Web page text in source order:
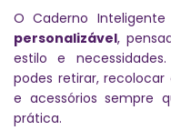
O Caderno
personalizável,
estilo e
podes retirar, recolocar
e acessórios sempre
prática.